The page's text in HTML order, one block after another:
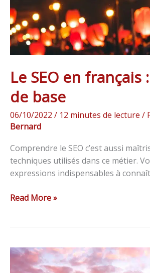
Le SEO en français
de base
06/10/2022 / 12 minutes de lecture /
Bernard
Comprendre le SEO c’est aussi
techniques utilisés dans ce métier.
expressions indispensables à
base
Read More »
Le